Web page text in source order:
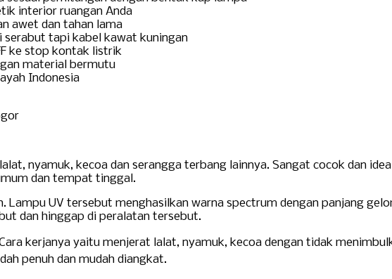
interior ruangan Anda
awet dan tahan lama
serabut tapi kabel kawat kuningan
ke stop kontak listrik
material bermutu
Indonesia
nyamuk, kecoa dan serangga terbang lainnya. Sangat cocok dan
dan tempat tinggal.
Lampu UV tersebut menghasilkan warna spectrum dengan panjang
dan hinggap di peralatan tersebut.
kerjanya yaitu menjerat lalat, nyamuk, kecoa dengan tidak
penuh dan mudah diangkat.